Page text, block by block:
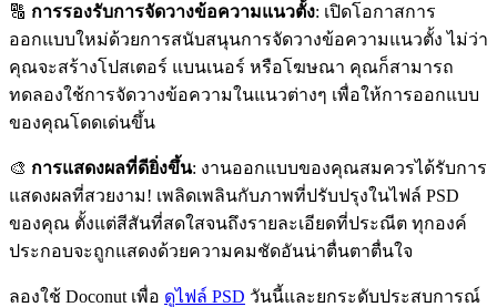
🔠 การรองรับการจัดวางข้อความแนวตั้ง: เปิดโอกาสการ
ออกแบบใหม่ด้วยการสนับสนุนการจัดวางข้อความแนวตั้ง ไม่ว่า
คุณจะสร้างโปสเตอร์ แบนเนอร์ หรือโฆษณา คุณก็สามารถ
ทดลองใช้การจัดวางข้อความในแนวต่างๆ เพื่อให้การออกแบบ
ของคุณโดดเด่นขึ้น
🎨 การแสดงผลที่ดียิ่งขึ้น: งานออกแบบของคุณสมควรได้รับการ
แสดงผลที่สวยงาม! เพลิดเพลินกับภาพที่ปรับปรุงในไฟล์ PSD
ของคุณ ตั้งแต่สีสันที่สดใสจนถึงรายละเอียดที่ประณีต ทุกองค์
ประกอบจะถูกแสดงด้วยความคมชัดอันน่าตื่นตาตื่นใจ
ลองใช้ Doconut เพื่อ ดูไฟล์ PSD วันนี้และยกระดับประสบการณ์